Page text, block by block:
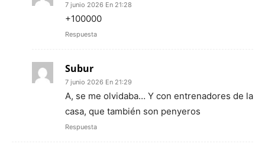
7 junio 2026 En 21:28
+100000
Respuesta
Subur
7 junio 2026 En 21:29
A, se me olvidaba… Y con entrenadores de la
casa, que también son penyeros
Respuesta